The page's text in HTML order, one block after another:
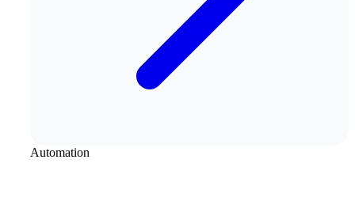
Automation